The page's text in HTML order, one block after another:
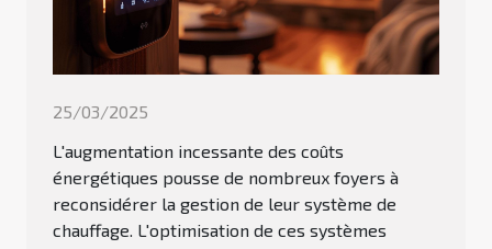
25/03/2025
L'augmentation incessante des coûts
énergétiques pousse de nombreux foyers à
reconsidérer la gestion de leur système de
chauffage. L'optimisation de ces systèmes